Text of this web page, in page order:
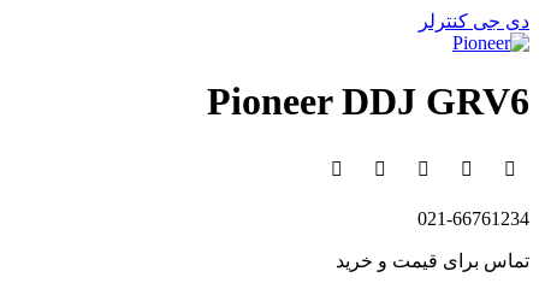
دی جی کنترلر
Pioneer DDJ GRV6
021-66761234
تماس برای قیمت و خرید